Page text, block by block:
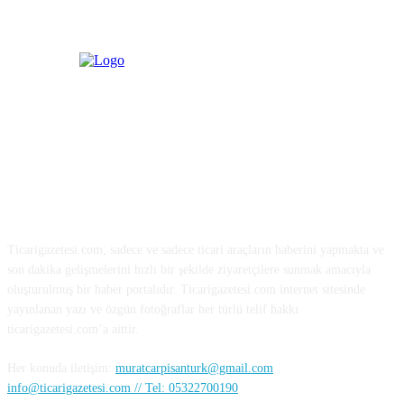
muratcarpisanturk@gmail.com
info@ticarigazetesi.com // Tel: 05322700190